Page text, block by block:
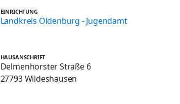
EINRICHTUNG
Landkreis Oldenburg - Jugendamt
HAUSANSCHRIFT
Delmenhorster Straße 6
27793 Wildeshausen